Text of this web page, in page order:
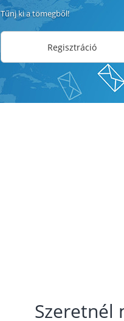
Tűnj ki a tömegből!
Regisztráció
Szeretnél